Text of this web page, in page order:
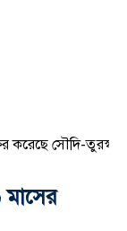
সৌদি-তুরস্ক-
মাসের